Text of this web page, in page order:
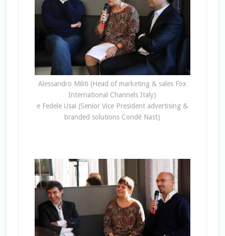
Alessandro Militi (Head of marketing & sales Fox
International Channels Italy)
e Fedele Usai (Senior Vice President advertising &
branded solutions Condé Nast)